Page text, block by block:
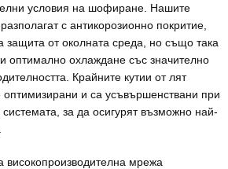
условия на шофиране. Нашите
с антикорозионно покритие,
защита от околната среда, но също така
оптимално охлаждане със значително
Крайните кутии от лят
и са усъвършенствани при
за да осигурят възможно най-
високопроизводителна мрежа